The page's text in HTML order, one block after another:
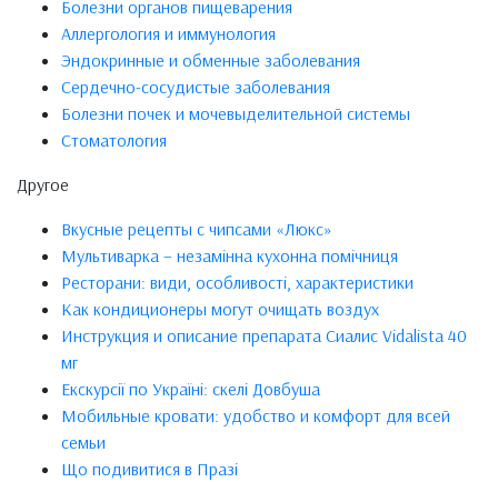
Болезни органов пищеварения
Аллергология и иммунология
Эндокринные и обменные заболевания
Сердечно-сосудистые заболевания
Болезни почек и мочевыделительной системы
Стоматология
Другое
Вкусные рецепты с чипсами «Люкс»
Мультиварка – незамінна кухонна помічниця
Ресторани: види, особливості, характеристики
Как кондиционеры могут очищать воздух
Инструкция и описание препарата Сиалис Vidalista 40
мг
Екскурсії по Україні: скелі Довбуша
Мобильные кровати: удобство и комфорт для всей
семьи
Що подивитися в Празі